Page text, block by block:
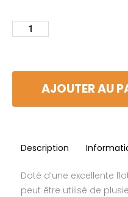
AJOUTER AU
Description
Doté d’une excellente
peut être utilisé de